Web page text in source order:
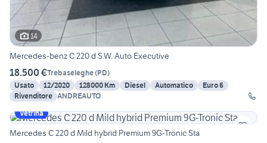
14
Mercedes-benz C 220 d S.W. Auto Executive
18.500 €Trebaseleghe(PD)
Usato
12/2020 128000 Km Diesel Automatico
Euro 6
Rivenditore ANDREAUTO
Vetrina
Mercedes C 220 d Mild hybrid Premium 9G-Tronic Sta